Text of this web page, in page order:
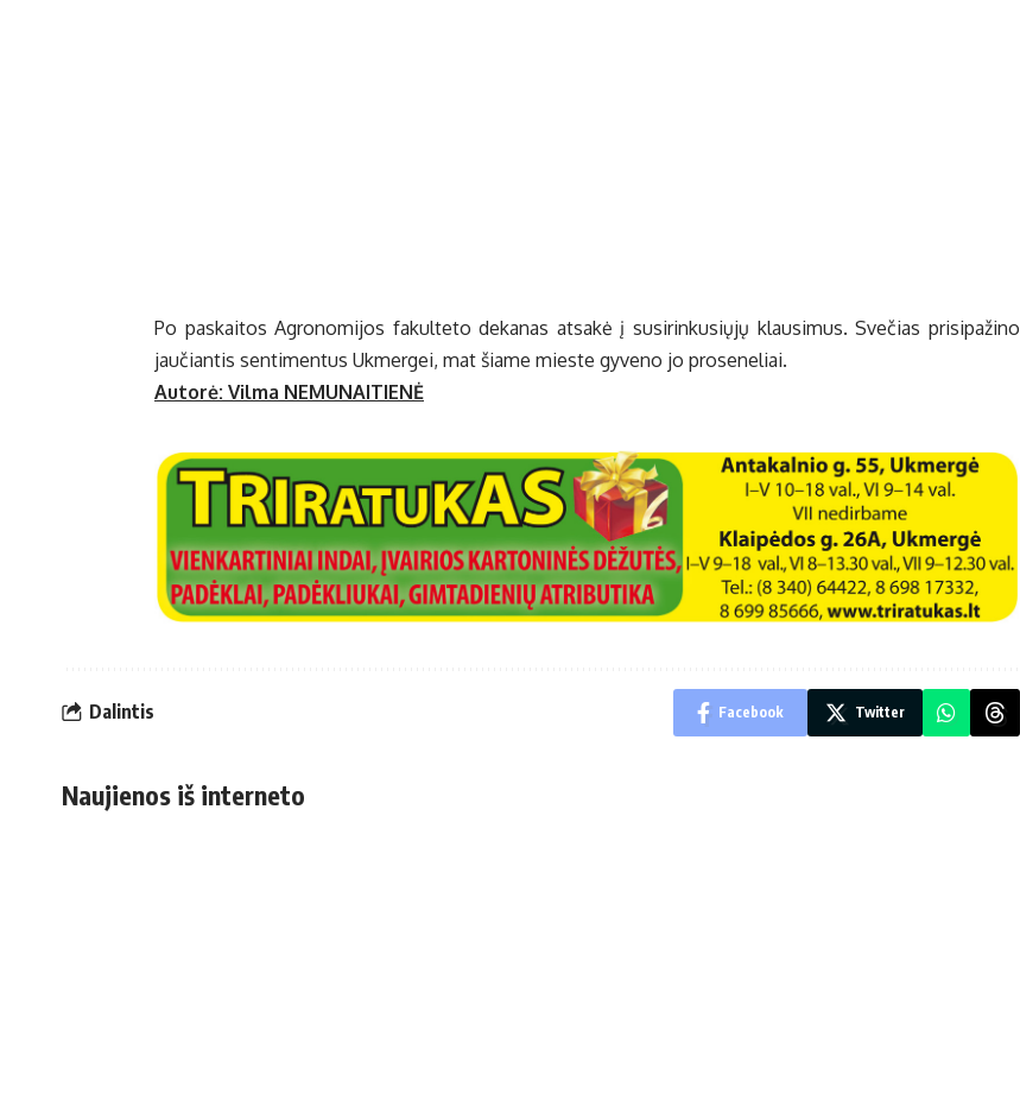
Po pa­skai­tos Ag­ro­no­mi­jos fa­kul­te­to de­ka­nas at­sa­kė į su­si­rin­ku­sių­jų klau­si­mus. Sve­čias pri­si­pa­ži­no
jau­čian­tis sen­ti­men­tus Uk­mer­gei, mat šia­me mies­te gy­ve­no jo pro­se­ne­liai.
Autorė: Vil­ma NEMUNAITIENĖ
Dalintis Facebook Twitter
Naujienos iš interneto